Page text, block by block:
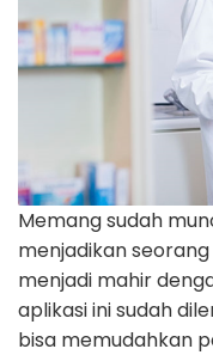
Memang sudah
menjadikan
menjadi mahir
aplikasi ini sudah
bisa memudahkan